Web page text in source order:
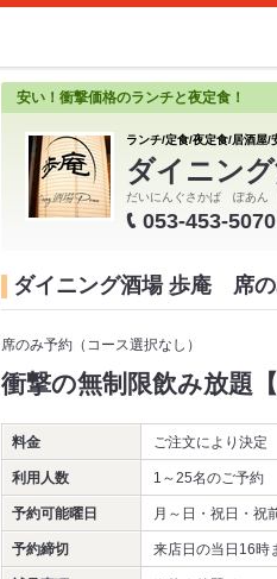
安い！衝撃価格のランチと夜定食！
ランチ/定食/夜定食/居酒屋/
ダイニン
だいにんぐさかば ぽあ
053-453-5070
ダイニング酒場 歩庵 席の
席のみ予約（コース選択なし）
衝撃の無制限飲み放題
料金 ご注文により決定
利用人数 1～25名のご予約
予約可能曜日 月～日・祝日・祝
予約締切 来店日の当日16時